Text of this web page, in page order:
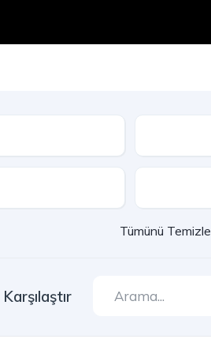
Tümünü Temizle
Karşılaştır